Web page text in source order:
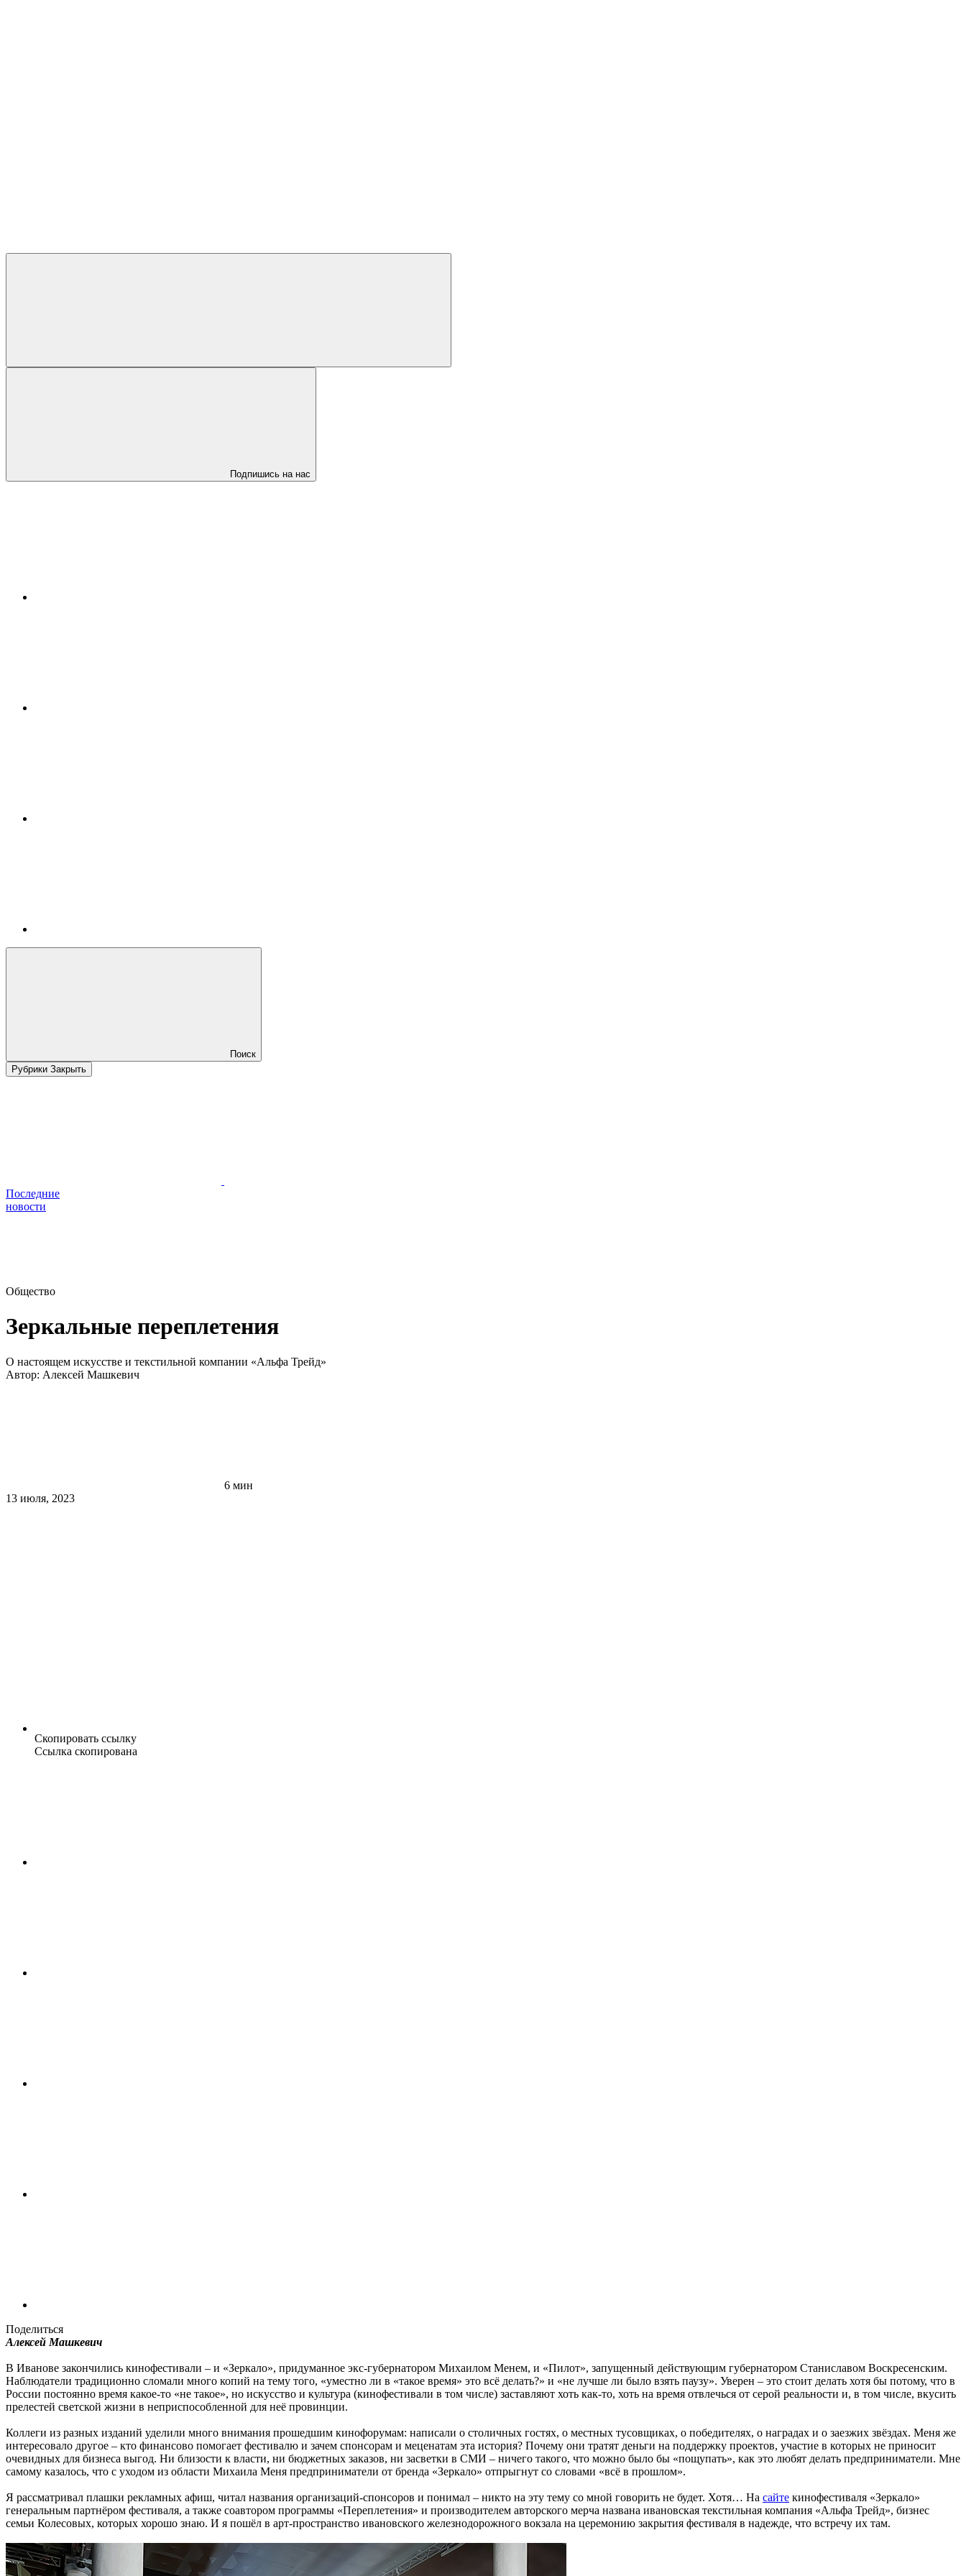
Подпишись на нас
Поиск
Рубрики Закрыть
Последние
новости
Общество
Зеркальные переплетения
О настоящем искусстве и текстильной компании «Альфа Трейд»
Автор: Алексей Машкевич
6 мин
13 июля, 2023
Скопировать ссылку
Ссылка скопирована
Поделиться
Алексей Машкевич
В Иванове закончились кинофестивали – и «Зеркало», придуманное экс-губернатором Михаилом Менем, и «Пилот», запущенный действующим губернатором Станиславом Воскресенским.
Наблюдатели традиционно сломали много копий на тему того, «уместно ли в «такое время» это всё делать?» и «не лучше ли было взять паузу». Уверен – это стоит делать хотя бы потому, что в
России постоянно время какое-то «не такое», но искусство и культура (кинофестивали в том числе) заставляют хоть как-то, хоть на время отвлечься от серой реальности и, в том числе, вкусить
прелестей светской жизни в неприспособленной для неё провинции.
Коллеги из разных изданий уделили много внимания прошедшим кинофорумам: написали о столичных гостях, о местных тусовщиках, о победителях, о наградах и о заезжих звёздах. Меня же
интересовало другое – кто финансово помогает фестивалю и зачем спонсорам и меценатам эта история? Почему они тратят деньги на поддержку проектов, участие в которых не приносит
очевидных для бизнеса выгод. Ни близости к власти, ни бюджетных заказов, ни засветки в СМИ – ничего такого, что можно было бы «пощупать», как это любят делать предприниматели. Мне
самому казалось, что с уходом из области Михаила Меня предприниматели от бренда «Зеркало» отпрыгнут со словами «всё в прошлом».
Я рассматривал плашки рекламных афиш, читал названия организаций-спонсоров и понимал – никто на эту тему со мной говорить не будет. Хотя… На сайте кинофестиваля «Зеркало»
генеральным партнёром фестиваля, а также соавтором программы «Переплетения» и производителем авторского мерча названа ивановская текстильная компания «Альфа Трейд», бизнес
семьи Колесовых, которых хорошо знаю. И я пошёл в арт-пространство ивановского железнодорожного вокзала на церемонию закрытия фестиваля в надежде, что встречу их там.